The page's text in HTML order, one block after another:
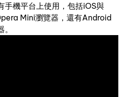
手機平台上使用，包括iOS與
Mini瀏覽器，還有Android